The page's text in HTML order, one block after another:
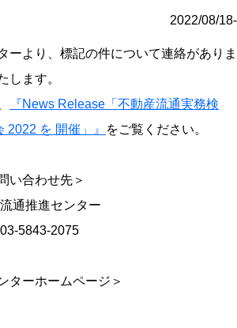
2022/08/18-
ーより、標記の件について連絡がありま
します。
『News Release「不動産流通実務検
2022 を 開催」』
をご覧ください。
い合わせ先＞
通推進センター
5843-2075
ターホームページ＞